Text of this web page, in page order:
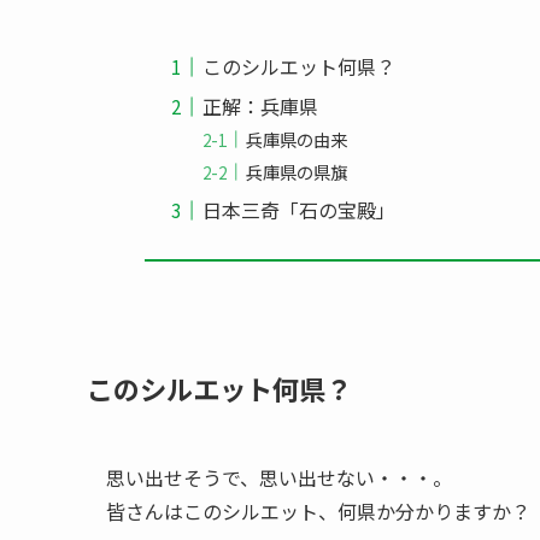
このシルエット何県？
正解：兵庫県
兵庫県の由来
兵庫県の県旗
日本三奇「石の宝殿」
このシルエット何県？
思い出せそうで、思い出せない・・・。
皆さんはこのシルエット、何県か分かりますか？